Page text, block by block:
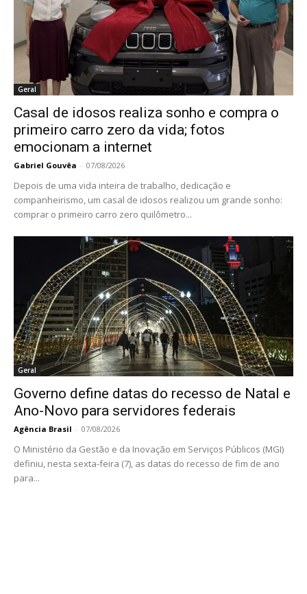
Geral
Casal de idosos realiza sonho e compra o
primeiro carro zero da vida; fotos
emocionam a internet
Gabriel Gouvêa - 07/08/2026
Depois de uma vida inteira de trabalho, dedicação e
companheirismo, um casal de idosos realizou um grande sonho:
comprar o primeiro carro zero quilômetro...
Geral
Governo define datas do recesso de Natal e
Ano-Novo para servidores federais
Agência Brasil - 07/08/2026
O Ministério da Gestão e da Inovação em Serviços Públicos (MGI)
definiu, nesta sexta-feira (7), as datas do recesso de fim de ano
para...